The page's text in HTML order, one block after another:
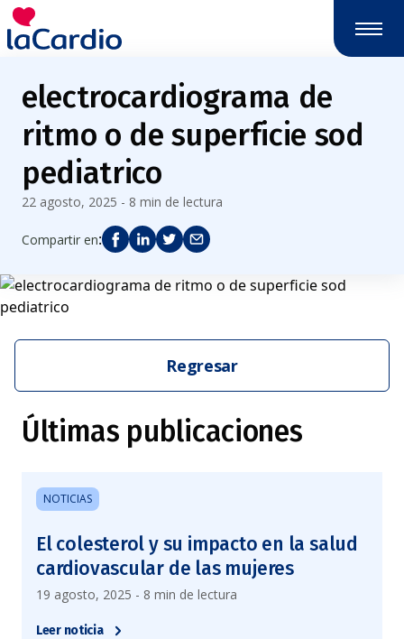
electrocardiograma de
ritmo o de superficie sod
pediatrico
22 agosto, 2025 - 8 min de lectura
Compartir en:
Regresar
Últimas publicaciones
NOTICIAS
El colesterol y su impacto en la salud
cardiovascular de las mujeres
19 agosto, 2025 - 8 min de lectura
Leer noticia